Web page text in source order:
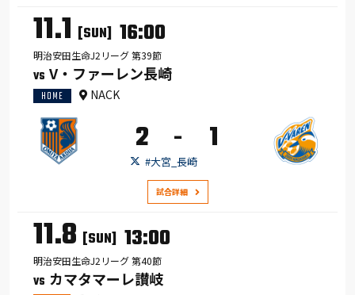
11.1 [SUN] 16:00
明治安田生命J2リーグ 第39節
VS V・ファーレン長崎
HOME NACK
2 - 1
#大宮_長崎
試合詳細
11.8 [SUN] 13:00
明治安田生命J2リーグ 第40節
VS カマタマーレ讃岐